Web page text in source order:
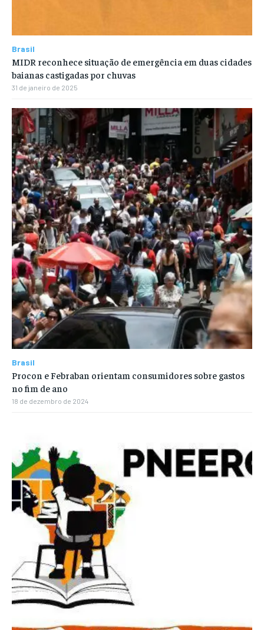
Brasil
MIDR reconhece situação de emergência em duas cidades
baianas castigadas por chuvas
31 de janeiro de 2025
Brasil
Procon e Febraban orientam consumidores sobre gastos
no fim de ano
18 de dezembro de 2024